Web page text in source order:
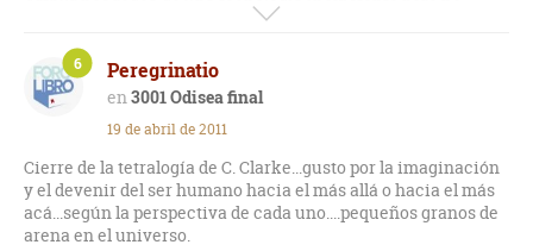
imposible de conseguir. Libro recomendado para poner punto
y final a la historia de David Bowman.
Peregrinatio
3001 Odisea final
6
19 de abril de 2011
Cierre de la tetralogía de C. Clarke...gusto por la imaginación
y el devenir del ser humano hacia el más allá o hacia el más
acá...según la perspectiva de cada uno....pequeños granos de
arena en el universo.